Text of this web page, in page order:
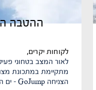
ההטבה
לקוחות יקרים,
לאור המצב בטחוני
מתקיימת במתכונת
הצניחה GoJump - ים המלח ומצדה.